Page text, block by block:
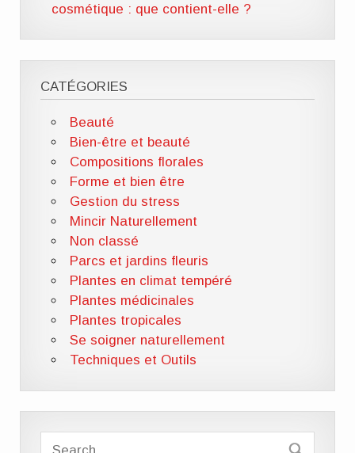
cosmétique : que contient-elle ?
CATÉGORIES
Beauté
Bien-être et beauté
Compositions florales
Forme et bien être
Gestion du stress
Mincir Naturellement
Non classé
Parcs et jardins fleuris
Plantes en climat tempéré
Plantes médicinales
Plantes tropicales
Se soigner naturellement
Techniques et Outils